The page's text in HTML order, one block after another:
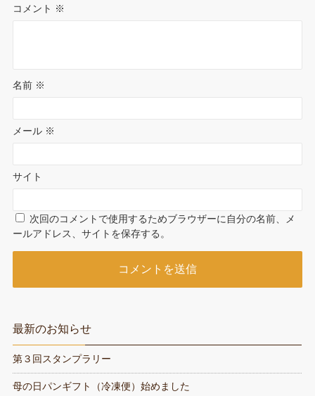
コメント ※
名前 ※
メール ※
サイト
次回のコメントで使用するためブラウザーに自分の名前、メ
ールアドレス、サイトを保存する。
最新のお知らせ
第３回スタンプラリー
母の日パンギフト（冷凍便）始めました